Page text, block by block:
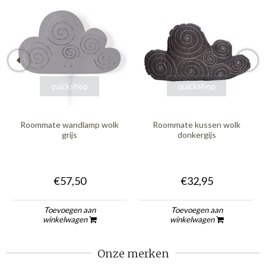
quickshop
Roommate wandlamp wolk
grijs
€57,50
Toevoegen aan
winkelwagen
quickshop
Roommate kussen wolk
donkergijs
€32,95
Toevoegen aan
winkelwagen
Onze merken